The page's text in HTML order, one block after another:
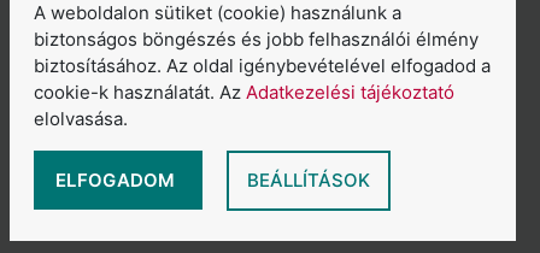
6065 Lakitelek, Szentkirályi út 2.
E-mail:aszakkor@nmi.hu
E-mail: titkarsag@nmi.hu
Adatkezelési tájékoztató
Általános Szerződési Feltételek
A weboldalon sütiket (cookie) használunk a
biztonságos böngészés és jobb felhasználói élmény
biztosításához. Az oldal igénybevételével elfogadod a
cookie-k használatát. Az Adatkezelési tájékoztató
elolvasása.
ELFOGADOM BEÁLLÍTÁSOK